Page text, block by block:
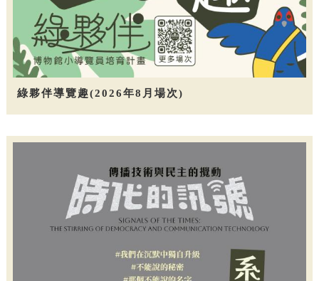
綠夥伴導覽趣(2026年8月場次)